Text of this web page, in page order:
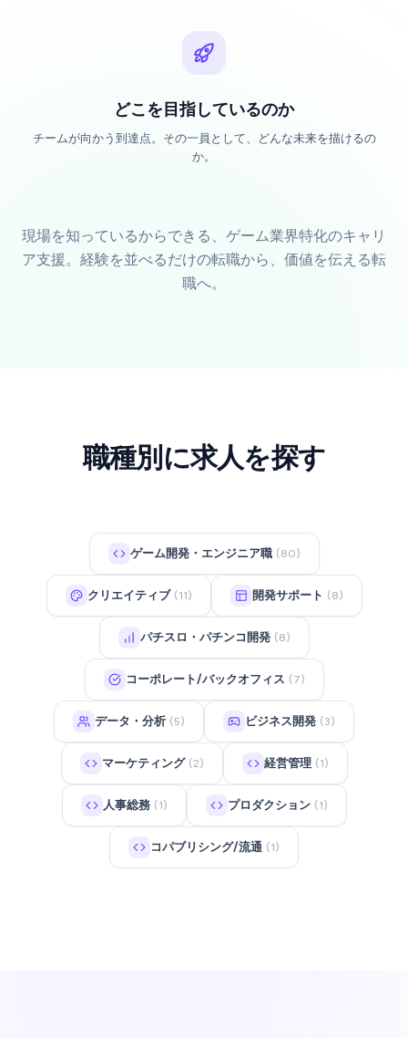
どこを目指しているのか
チームが向かう到達点。その一員として、どんな未来を描けるの
か。
現場を知っているからできる、ゲーム業界特化のキャリ
ア支援。経験を並べるだけの転職から、価値を伝える転
職へ。
職種別に求人を探す
ゲーム開発・エンジニア職 (80)
クリエイティブ (11) 開発サポート (8)
パチスロ・パチンコ開発 (8)
コーポレート/バックオフィス (7)
データ・分析 (5) ビジネス開発 (3)
マーケティング (2) 経営管理 (1)
人事総務 (1) プロダクション (1)
コパブリシング/流通 (1)